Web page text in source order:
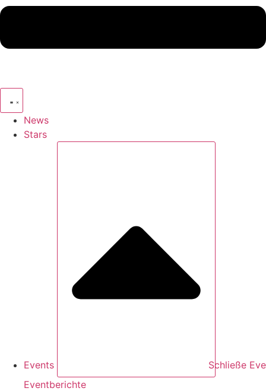
News
Stars
Events
Schließe
Eventberichte